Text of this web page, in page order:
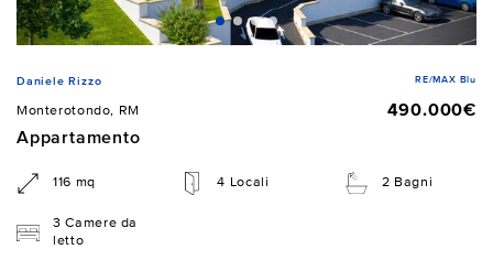
Daniele Rizzo RE/MAX Blu
Monterotondo, RM
490.000€
Appartamento
116 mq 4 Locali 2 Bagni
3 Camere da
letto